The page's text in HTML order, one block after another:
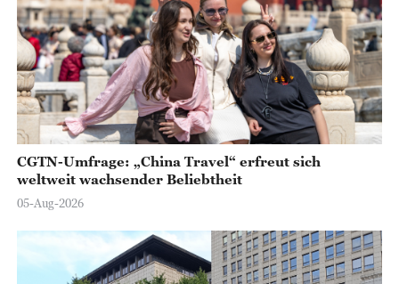
CGTN-Umfrage: „China Travel“ erfreut sich
weltweit wachsender Beliebtheit
05-Aug-2026